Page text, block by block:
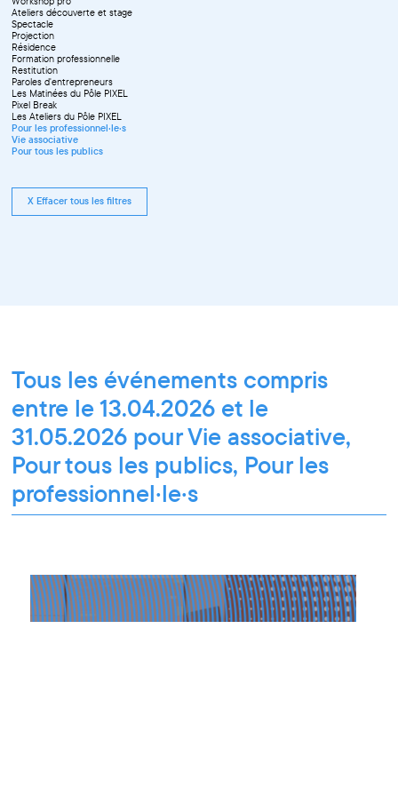
Ateliers découverte et stage
Spectacle
Projection
Résidence
Formation professionnelle
Restitution
Paroles d'entrepreneurs
Les Matinées du Pôle PIXEL
Pixel Break
Les Ateliers du Pôle PIXEL
Pour les professionnel·le·s
Vie associative
Pour tous les publics
X Effacer tous les filtres
Tous les événements compris
entre le 13.04.2026 et le
31.05.2026 pour Vie associative,
Pour tous les publics, Pour les
professionnel·le·s